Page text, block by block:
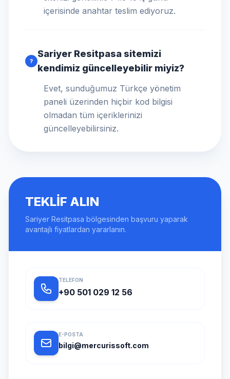
içerisinde anahtar teslim ediyoruz.
?
Sariyer Resitpasa sitemizi
kendimiz güncelleyebilir miyiz?
Evet, sunduğumuz Türkçe yönetim
paneli üzerinden hiçbir kod bilgisi
olmadan tüm içeriklerinizi
güncelleyebilirsiniz.
TEKLIF ALIN
Sariyer Resitpasa bölgesinden başvuru yaparak
avantajlı fiyatlardan yararlanın.
TELEFON
+90 501 029 12 56
E-POSTA
bilgi@mercurissoft.com